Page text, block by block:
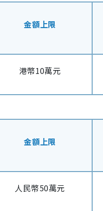
金額上限
港幣10萬元
金額上限
人民幣50萬元